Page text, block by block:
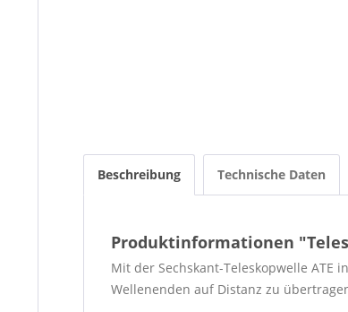
Beschreibung Technische Daten
Produktinformationen
Mit der Sechskant-Teleskopwelle ATE
Wellenenden auf Distanz zu